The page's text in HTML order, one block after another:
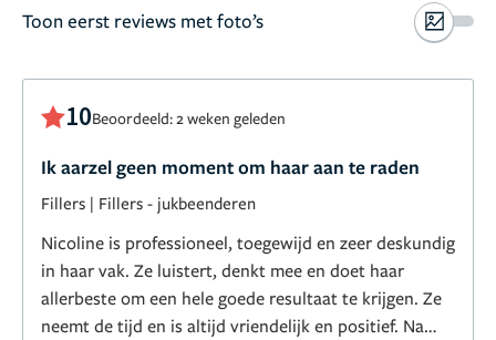
Toon eerst reviews met foto’s
10Beoordeeld: 2 weken geleden
Ik aarzel geen moment om haar aan te raden
Fillers | Fillers - jukbeenderen
Nicoline is professioneel, toegewijd en zeer deskundig
in haar vak. Ze luistert, denkt mee en doet haar
allerbeste om een hele goede resultaat te krijgen. Ze
neemt de tijd en is altijd vriendelijk en positief. Na